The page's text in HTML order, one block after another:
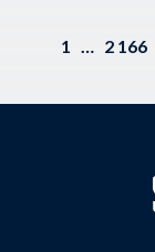
1 … 2 166